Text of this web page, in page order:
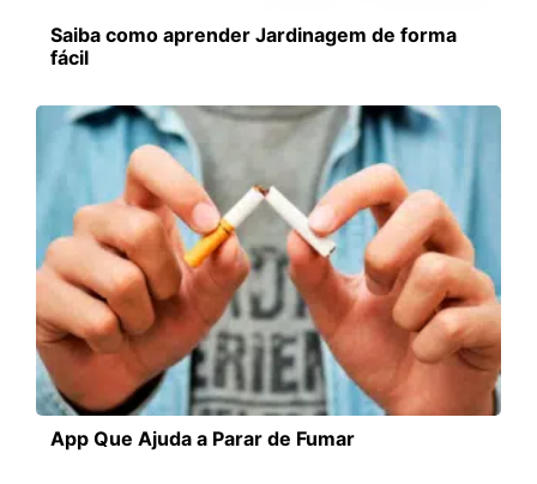
Saiba como aprender Jardinagem de forma
fácil
App Que Ajuda a Parar de Fumar